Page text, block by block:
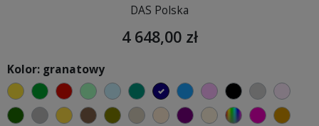
DAS Polska
4 648,00 zł
Kolor: granatowy
żółtyzielonyczerwony
miętowybłękitnyturkusowygranatowyniebieski
różowyczarny
butelkowa zieleń
szarymusztardowy
brązowyoliwkowy
beżowyciepły kremowy
fioletowa purpura
ecru beżowy
wybór koloru
fuksja